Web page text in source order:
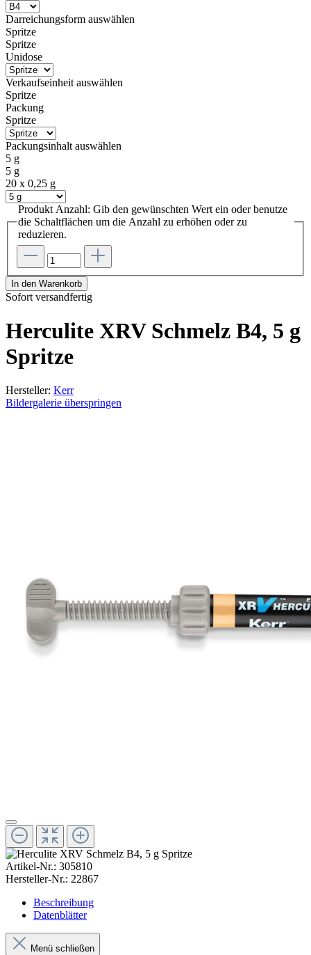
Darreichungsform auswählen
Spritze
Spritze
Unidose
Verkaufseinheit auswählen
Spritze
Packung
Spritze
Packungsinhalt auswählen
5 g
5 g
20 x 0,25 g
Produkt Anzahl: Gib den gewünschten Wert ein oder benutze
die Schaltflächen um die Anzahl zu erhöhen oder zu
reduzieren.
In den Warenkorb
Sofort versandfertig
Herculite XRV Schmelz B4, 5 g
Spritze
Hersteller: Kerr
Bildergalerie überspringen
Artikel-Nr.: 305810
Hersteller-Nr.: 22867
Beschreibung
Datenblätter
Menü schließen